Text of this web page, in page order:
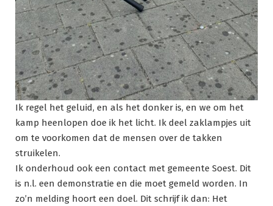
Ik regel het geluid, en als het donker is, en we om het
kamp heenlopen doe ik het licht. Ik deel zaklampjes uit
om te voorkomen dat de mensen over de takken
struikelen.
Ik onderhoud ook een contact met gemeente Soest. Dit
is n.l. een demonstratie en die moet gemeld worden. In
zo’n melding hoort een doel. Dit schrijf ik dan: Het